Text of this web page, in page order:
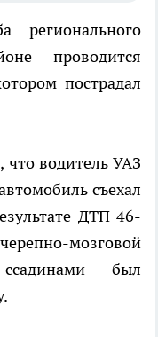
регионального
проводится
пострадал
что водитель УАЗ
съехал
ДТП 46-
мозговой
был